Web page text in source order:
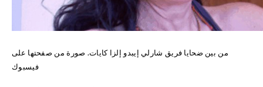
من بين ضحايا فريق شارلي إيبدو إلزا كايات. صورة من صفحتها على
فيسبوك